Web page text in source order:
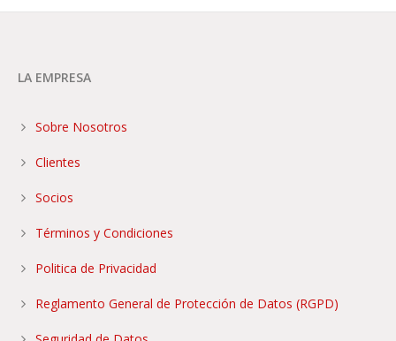
LA EMPRESA
Sobre Nosotros
Clientes
Socios
Términos y Condiciones
Politica de Privacidad
Reglamento General de Protección de Datos (RGPD)